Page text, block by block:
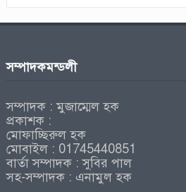
সম্পাদকমন্ডলী
সম্পাদক : মুজাম্মেল হক
প্রকাশক :
মোফাচ্ছিরুল হক
মোবাইল : 01745440851
বার্তা সম্পাদক : সুবির পাল
সহ-সম্পাদক : এনামুল হক